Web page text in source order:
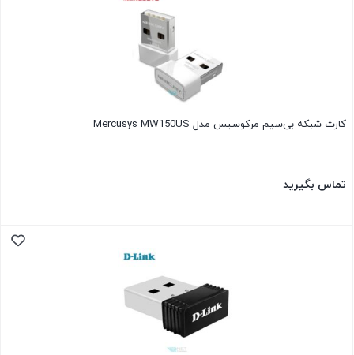
کارت شبکه بی‌سیم مرکوسیس مدل Mercusys MW150US
تماس بگیرید